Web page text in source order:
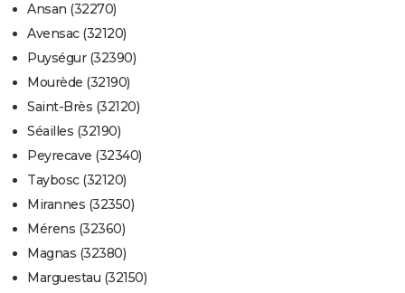
Ansan (32270)
Avensac (32120)
Puységur (32390)
Mourède (32190)
Saint-Brès (32120)
Séailles (32190)
Peyrecave (32340)
Taybosc (32120)
Mirannes (32350)
Mérens (32360)
Magnas (32380)
Marguestau (32150)